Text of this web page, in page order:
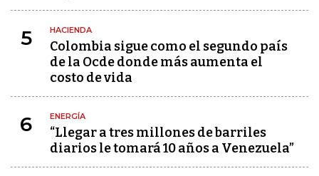
5 HACIENDA
Colombia sigue como el segundo país
de la Ocde donde más aumenta el
costo de vida
6 ENERGÍA
“Llegar a tres millones de barriles
diarios le tomará 10 años a Venezuela”